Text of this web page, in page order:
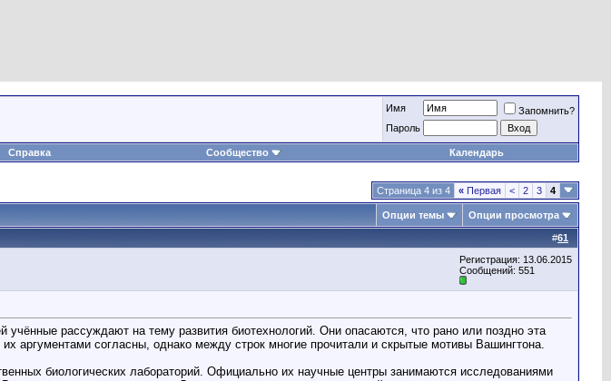
Имя
Запомнить?
Пароль
Справка Сообщество Календарь
Страница 4 из 4 « Первая < 2 3 4
Опции темы Опции просмотра
#61
Регистрация: 13.06.2015
Сообщений: 551
рассуждают на тему развития биотехнологий. Они опасаются, что рано или поздно эта
аргументами согласны, однако между строк многие прочитали и скрытые мотивы Вашингтона.
биологических лабораторий. Официально их научные центры занимаются исследованиями